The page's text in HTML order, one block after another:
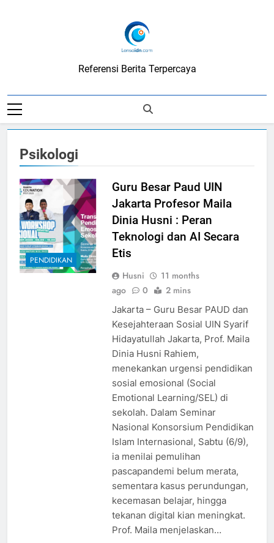
LensaIDN
Referensi Berita Terpercaya
Psikologi
PENDIDIKAN
Guru Besar Paud UIN
Jakarta Profesor Maila
Dinia Husni : Peran
Teknologi dan AI Secara
Etis
Husni
11 months
ago
0 2 mins
Jakarta – Guru Besar PAUD dan
Kesejahteraan Sosial UIN Syarif
Hidayatullah Jakarta, Prof. Maila
Dinia Husni Rahiem,
menekankan urgensi pendidikan
sosial emosional (Social
Emotional Learning/SEL) di
sekolah. Dalam Seminar
Nasional Konsorsium Pendidikan
Islam Internasional, Sabtu (6/9),
ia menilai pemulihan
pascapandemi belum merata,
sementara kasus perundungan,
kecemasan belajar, hingga
tekanan digital kian meningkat.
Prof. Maila menjelaskan…